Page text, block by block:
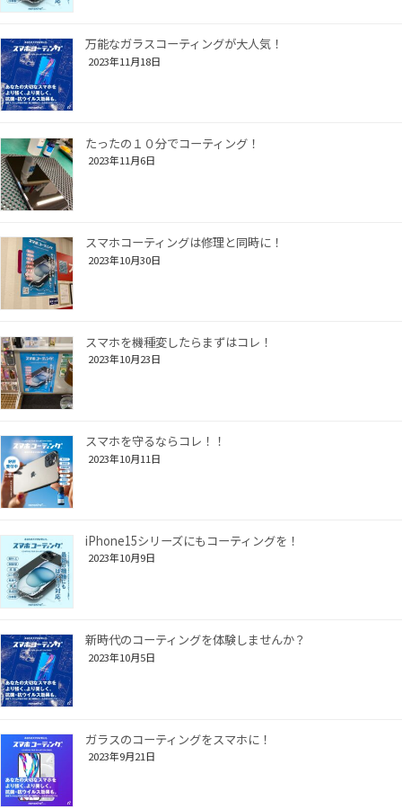
万能なガラスコーティングが大人気！
2023年11月18日
たったの１０分でコーティング！
2023年11月6日
スマホコーティングは修理と同時に！
2023年10月30日
スマホを機種変したらまずはコレ！
2023年10月23日
スマホを守るならコレ！！
2023年10月11日
iPhone15シリーズにもコーティングを！
2023年10月9日
新時代のコーティングを体験しませんか？
2023年10月5日
ガラスのコーティングをスマホに！
2023年9月21日